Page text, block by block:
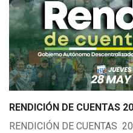
RENDICIÓN DE CUENTAS
RENDICIÓN DE CUENTAS